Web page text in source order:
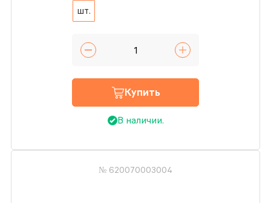
шт.
Купить
В наличии.
№ 620070003004